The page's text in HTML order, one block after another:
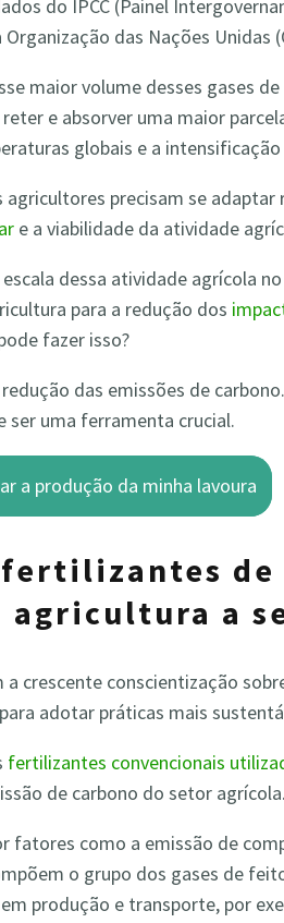
do IPCC (Painel
das Nações Unidas
maior volume desses gases
e absorver uma maior
globais e a
agricultores precisam se adaptar
e a viabilidade da atividade
dessa atividade agrícola
para a redução dos
fazer isso?
das emissões de
ser uma ferramenta crucial.
a produção da minha lavoura
fertilizantes de
agricultura a
crescente conscientização
adotar práticas mais
fertilizantes convencionais
de carbono do setor agrícola.
fatores como a emissão de
o grupo dos gases de
produção e transporte, por